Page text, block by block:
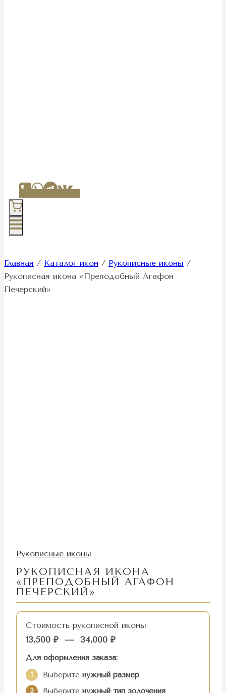
Главная / Каталог икон / Рукописные иконы /
Рукописная икона «Преподобный Агафон
Печерский»
Рукописные иконы
РУКОПИСНАЯ ИКОНА
«ПРЕПОДОБНЫЙ АГАФОН
ПЕЧЕРСКИЙ»
Стоимость рукописной иконы
13,500 ₽ — 34,000 ₽
Для оформления заказа:
1 Выберите нужный размер
2 Выберите нужный тип золочения